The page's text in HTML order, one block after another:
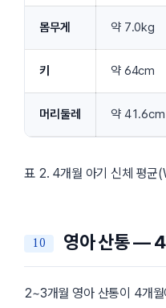
몸무게 약 7.0kg
키 약 64cm
머리둘레 약 41.6cm
표 2. 4개월 아기 신체 평
영아 산통 —
2~3개월 영아 산통이 4개월